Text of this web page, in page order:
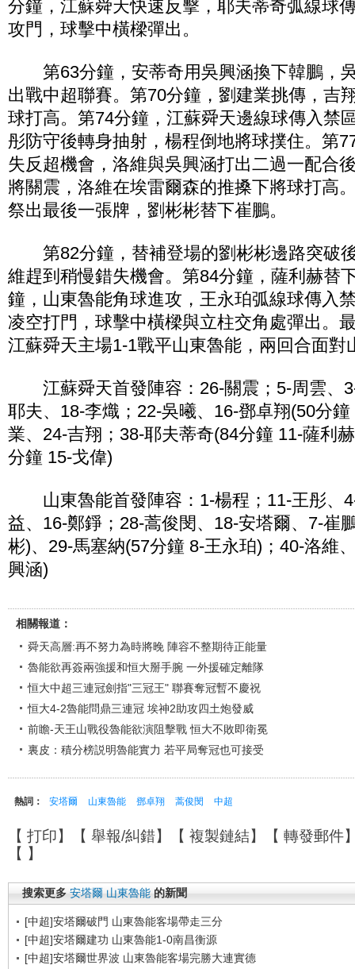
分鐘，江蘇舜天快速反擊，耶夫蒂奇弧線球
攻門，球擊中橫樑彈出。
第63分鐘，安蒂奇用吳興涵換下韓鵬，
出戰中超聯賽。第70分鐘，劉建業挑傳，吉
球打高。第74分鐘，江蘇舜天邊線球傳入禁
彤防守後轉身抽射，楊程倒地將球撲住。第
失反超機會，洛維與吳興涵打出二過一配合
將關震，洛維在埃雷爾森的推搡下將球打高
祭出最後一張牌，劉彬彬替下崔鵬。
第82分鐘，替補登場的劉彬彬邊路突破
維趕到稍慢錯失機會。第84分鐘，薩利赫替
鐘，山東魯能角球進攻，王永珀弧線球傳入
凌空打門，球擊中橫樑與立柱交角處彈出。
江蘇舜天主場1-1戰平山東魯能，兩回合面對
江蘇舜天首發陣容：26-關震；5-周雲、
耶夫、18-李熾；22-吳曦、16-鄧卓翔(50分
業、24-吉翔；38-耶夫蒂奇(84分鐘 11-薩利
分鐘 15-戈偉)
山東魯能首發陣容：1-楊程；11-王彤、
益、16-鄭錚；28-蒿俊閔、18-安塔爾、7-崔
彬)、29-馬塞納(57分鐘 8-王永珀)；40-洛維
興涵)
相關報道：
舜天高層:再不努力為時將晚 陣容不整期待正能量
魯能欲再簽兩強援和恒大掰手腕 一外援確定離隊
恒大中超三連冠劍指"三冠王" 聯賽奪冠暫不慶祝
恒大4-2魯能問鼎三連冠 埃神2助攻四土炮發威
前瞻-天王山戰役魯能欲演阻擊戰 恒大不敗即衛冕
裏皮：積分榜説明魯能實力 若平局奪冠也可接受
熱詞： 安塔爾 山東魯能 鄧卓翔 蒿俊閔 中超
【 打印】【 舉報/糾錯】【 複製鏈結】【 轉發郵件
【 】
搜索更多 安塔爾 山東魯能 的新聞
[中超]安塔爾破門 山東魯能客場帶走三分
[中超]安塔爾建功 山東魯能1-0南昌衡源
[中超]安塔爾世界波 山東魯能客場完勝大連實德